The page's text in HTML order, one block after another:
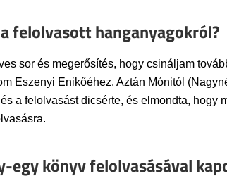
felolvasott hanganyagokról?
sor és megerősítés, hogy csináljam
Eszenyi Enikőéhez. Aztán Mónitól
a felolvasást dicsérte, és elmondta,
egy könyv felolvasásával